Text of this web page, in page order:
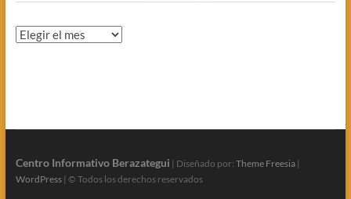
Archivos
Centro Informativo Berazategui | Diseñado por: Theme Freesia|
WordPress| © Todos los derechos reservados